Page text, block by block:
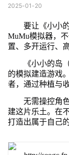
2025-01-20
要让《小小
MuMu模拟器，
置、多开运行、
《小小的岛
的模拟建造游戏
者，通过种植与
无需操控角
建这片乐土。在
打造出属于自己